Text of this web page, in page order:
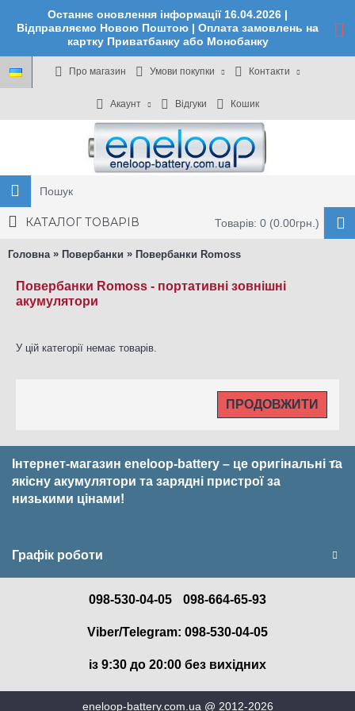
Останнє оновлення інформації 16.04.2026 |
Відправляємо Новою Поштою | Оплата замовлень на
картку Приватбанку або Монобанку
Про магазин Умови покупки Контакти
Акаунт Відгуки Кошик
Товарів: 0 (0.00грн.)
КАТАЛОГ ТОВАРІВ
Головна » Повербанки » Повербанки Romoss
Повербанки Romoss - портативні зовнішні
акумулятори
У цій категорії немає товарів.
ПРОДОВЖИТИ
Інтернет-магазин eneloop-battery – це оригінальні та
якісну акумулятори та зарядні пристрої за
низькими цінами!
Графік роботи
098-530-04-05 098-664-65-93
Viber/Telegram: 098-530-04-05
із 9:30 до 20:00 без вихідних
eneloop-battery.com.ua @ 2012-2026